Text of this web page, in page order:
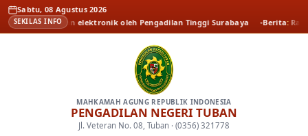
Sabtu, 08 Agustus 2026
SEKILAS INFOelektronik oleh Pengadilan Tinggi Surabaya Berita Rapat
MAHKAMAH AGUNG REPUBLIK INDONESIA
PENGADILAN NEGERI TUBAN
Jl. Veteran No. 08, Tuban · (0356) 321778